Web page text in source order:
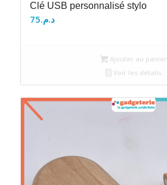
Clé USB personnalisé stylo
د.م.75
Ajouter au panier
Voir les détails